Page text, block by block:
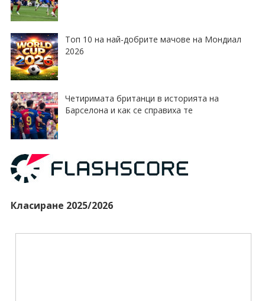
Топ 10 на най-добрите мачове на Мондиал
2026
Четиримата британци в историята на
Барселона и как се справиха те
Класиране 2025/2026